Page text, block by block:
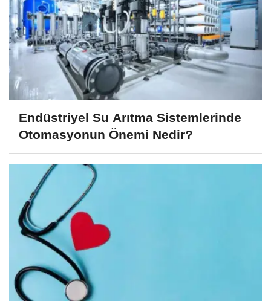
Endüstriyel Su Arıtma Sistemlerinde
Otomasyonun Önemi Nedir?